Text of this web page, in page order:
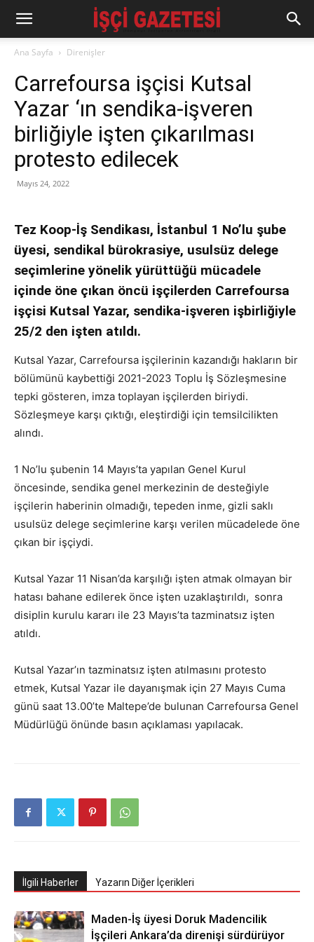
Ana Sayfa Direnişler
Carrefoursa işçisi Kutsal
Yazar ‘ın sendika-işveren
birliğiyle işten çıkarılması
protesto edilecek
Mayıs 24, 2022
Tez Koop-İş Sendikası, İstanbul 1 No’lu şube
üyesi, sendikal bürokrasiye, usulsüz delege
seçimlerine yönelik yürüttüğü mücadele
içinde öne çıkan öncü işçilerden Carrefoursa
işçisi Kutsal Yazar, sendika-işveren işbirliğiyle
25/2 den işten atıldı.
Kutsal Yazar, Carrefoursa işçilerinin kazandığı hakların bir
bölümünü kaybettiği 2021-2023 Toplu İş Sözleşmesine
tepki gösteren, imza toplayan işçilerden biriydi.
Sözleşmeye karşı çıktığı, eleştirdiği için temsilcilikten
alındı.
1 No’lu şubenin 14 Mayıs’ta yapılan Genel Kurul
öncesinde, sendika genel merkezinin de desteğiyle
işçilerin haberinin olmadığı, tepeden inme, gizli saklı
usulsüz delege seçimlerine karşı verilen mücadelede öne
çıkan bir işçiydi.
Kutsal Yazar 11 Nisan’da karşılığı işten atmak olmayan bir
hatası bahane edilerek önce işten uzaklaştırıldı, sonra
disiplin kurulu kararı ile 23 Mayıs’ta tazminatsız işten
atıldı.
Kutsal Yazar’ın tazminatsız işten atılmasını protesto
etmek, Kutsal Yazar ile dayanışmak için 27 Mayıs Cuma
günü saat 13.00’te Maltepe’de bulunan Carrefoursa Genel
Müdürlüğü önünde basın açıklaması yapılacak.
İlgili Haberler Yazarın Diğer İçerikleri
Maden-İş üyesi Doruk Madencilik
İşçileri Ankara’da direnişi sürdürüyor